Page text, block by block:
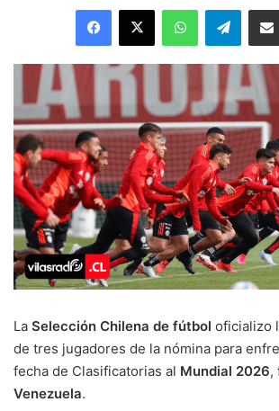
Facebook
X WhatsApp
La Selección Chilena de fútbol oficializo
de tres jugadores de la nómina para
fecha de Clasificatorias al Mundial 2026,
Venezuela.